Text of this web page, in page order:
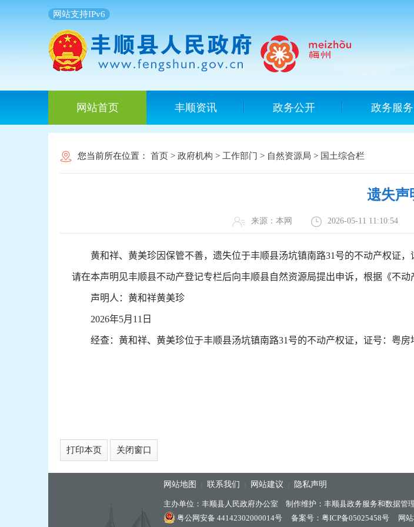
网站支持IPv6
网站首页 丰顺资讯 政务公开 政务服务
您当前所在位置： 首页 > 政府机构 > 工作部门 > 自然资源局 > 国土综合栏
遗失声
来源：本网 2026-05-11 11:10:54
黄和祥、黄美珍因保管不善， 遗失位于丰顺县汤坑镇南路31 号的不动产权证，
请在本声明见丰顺县不动产登记专栏后向丰顺县自然资源局提出申诉， 根据《不动
声明人： 黄和祥黄美珍
2026年5月 11 日
经查： 黄和祥、黄美珍位于丰顺县汤坑镇南路31 号的不动产权证，证号： 粤房
打印本页 关闭窗口
网站地图 联系我们 网站建议 隐私声明
主办单位：丰顺县人民政府办公室 制作维护：丰顺县政务服务和数据管
粤公网安备 44142302000014号
备案号：粤ICP备05025458号 网站